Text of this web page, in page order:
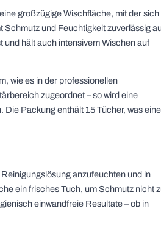
großzügige Wischfläche, mit der sich
Schmutz und Feuchtigkeit zuverlässig
hält auch intensivem Wischen auf
wie es in der professionellen
zugeordnet – so wird eine
Packung enthält 15 Tücher, was
anzufeuchten und in
ein frisches Tuch, um Schmutz nicht
einwandfreie Resultate – ob in